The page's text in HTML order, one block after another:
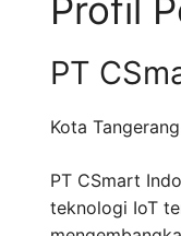
Profil
PT
Kota
PT CSmart
teknologi IoT